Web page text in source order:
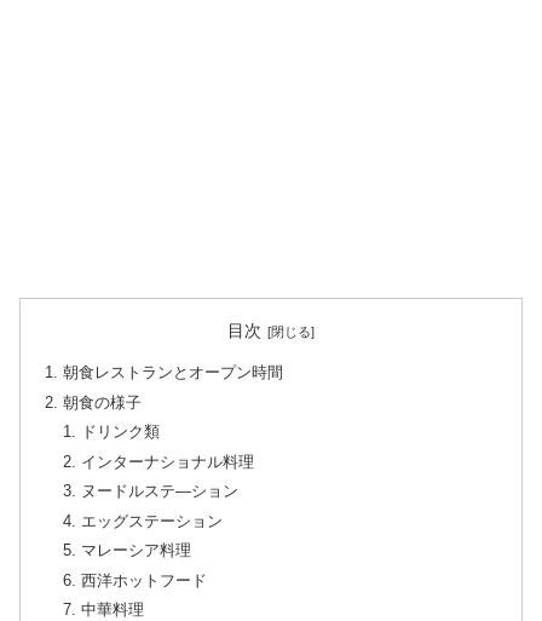
目次
朝食レストランとオープン時間
朝食の様子
ドリンク類
インターナショナル料理
ヌードルステ―ション
エッグステーション
マレーシア料理
西洋ホットフード
中華料理